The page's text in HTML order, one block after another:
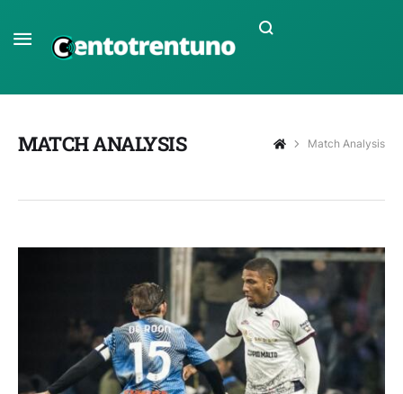
MATCH ANALYSIS Match Analysis